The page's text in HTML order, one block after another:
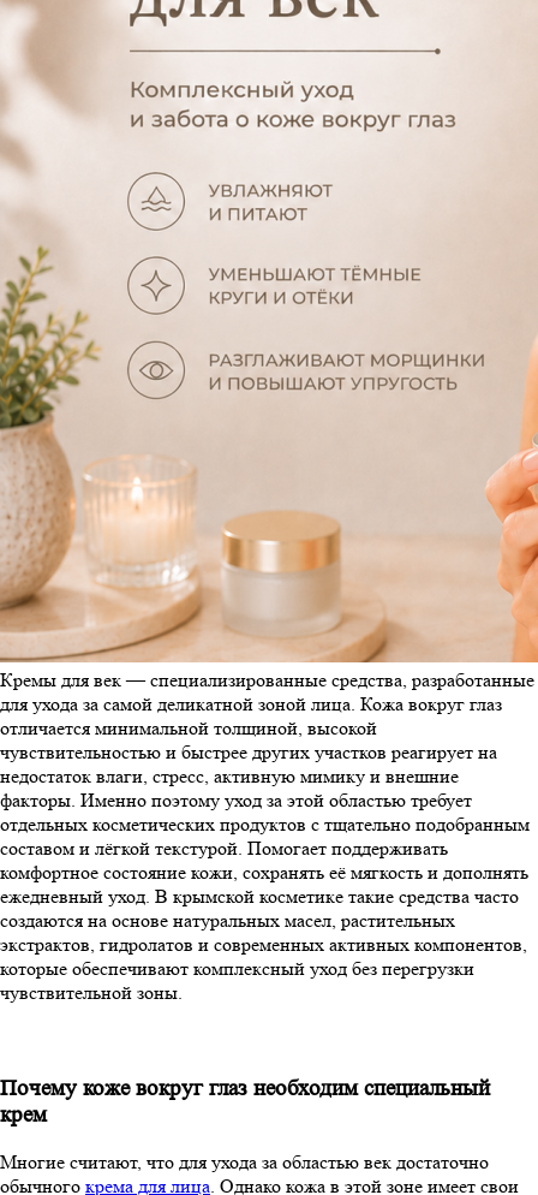
Кремы для век — специализированные средства, разработанные
для ухода за самой деликатной зоной лица. Кожа вокруг глаз
отличается минимальной толщиной, высокой
чувствительностью и быстрее других участков реагирует на
недостаток влаги, стресс, активную мимику и внешние
факторы. Именно поэтому уход за этой областью требует
отдельных косметических продуктов с тщательно подобранным
составом и лёгкой текстурой. Помогает поддерживать
комфортное состояние кожи, сохранять её мягкость и дополнять
ежедневный уход. В крымской косметике такие средства часто
создаются на основе натуральных масел, растительных
экстрактов, гидролатов и современных активных компонентов,
которые обеспечивают комплексный уход без перегрузки
чувствительной зоны.
Почему коже вокруг глаз необходим специальный
крем
Многие считают, что для ухода за областью век достаточно
обычного крема для лица. Однако кожа в этой зоне имеет свои